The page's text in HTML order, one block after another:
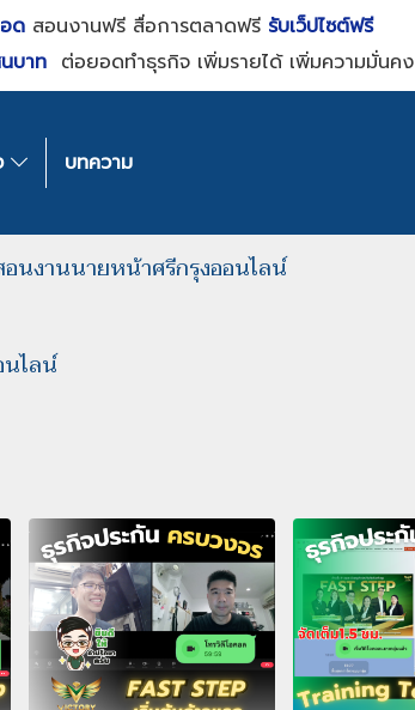
ดสอนงานฟรี สื่อการตลาดฟรี รับเว็ปไซต์ฟรี
บาทต่อยอดทำธุรกิจ เพิ่มรายได้ เพิ่มความมั่นคง
บทความ
อนงานนายหน้าศรีกรุงออนไลน์
ไลน์